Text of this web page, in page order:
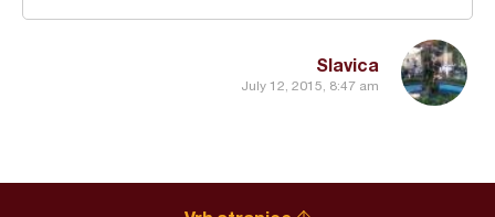
Slavica
July 12, 2015, 8:47 am